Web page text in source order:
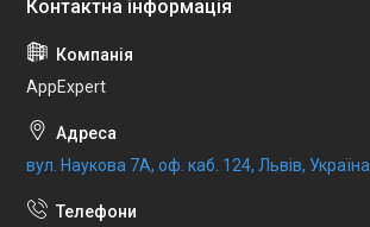
AppExpert
вул. Наукова 7А, оф. каб. 124, Львів, Україна